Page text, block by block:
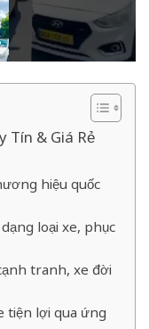
Tín & Giá Rẻ
hiệu quốc
loại xe, phục
tranh, xe đời
tiện lợi qua ứng